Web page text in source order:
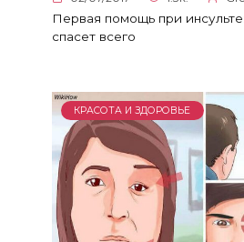
Первая помощь при
спасет всего
КРАСОТА И ЗДОРОВЬЕ